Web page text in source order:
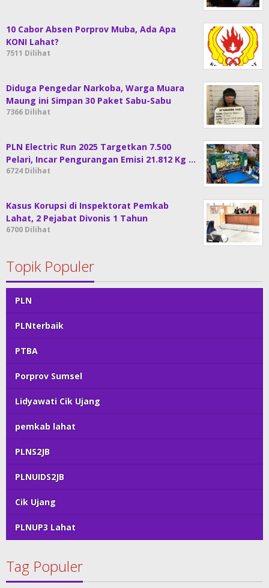
10 Cabor Absen Porprov Muba, Ada Apa
KONI Lahat?
7511 Dilihat
Diduga Pengedar Narkoba, Warga Muara
Maung ini Simpan 30 Paket Sabu-Sabu
7366 Dilihat
PLN Electric Run 2025 Targetkan 7.500
Pelari, Incar Pengurangan Emisi 21.812 Kg …
6724 Dilihat
Kasus Korupsi di Inspektorat Pemkab
Lahat, 2 Pejabat Divonis 1 Tahun
6700 Dilihat
Topik Populer
PLN
PLNterbaik
PTBA
Porprov Sumsel
Lidyawati Cik Ujang
pemkab lahat
PLNS2JB
PLNUIDS2JB
Cik Ujang
PLNUP3 Lahat
Tag Populer